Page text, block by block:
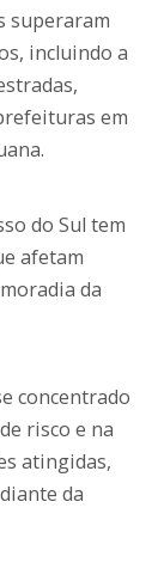
superaram
incluindo a
em
do Sul tem
afetam
da
concentrado
risco e na
atingidas,
da